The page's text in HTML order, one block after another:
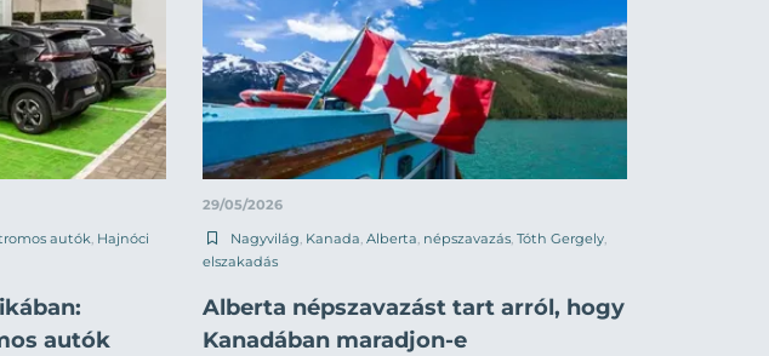
autók, Hajnóci
autók
29/05/2026
Nagyvilág, Kanada, Alberta, népszavazás, Tóth Gergely,
elszakadás
Alberta népszavazást tart arról, hogy
Kanadában maradjon-e